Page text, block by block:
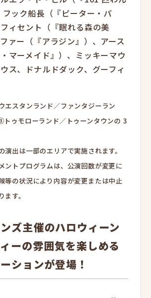
フック船長（『ピーター・パ
ィセント（『眠れる森の美
ァー（『アラジン』）、アース
マーメイド』）、ミッキーマウ
ス、ドナルドダック、グーフィ
スタンランド／ファンタジーラン
ゥモローランド／トゥーンタウンの 3
出は一部のエリアで実施されます。
ントプログラムは、公演回数が変更に
等の状況により内容が変更または中止
す。
ズ主催のハロウィーン
ーの雰囲気を楽しめる
ションが登場！